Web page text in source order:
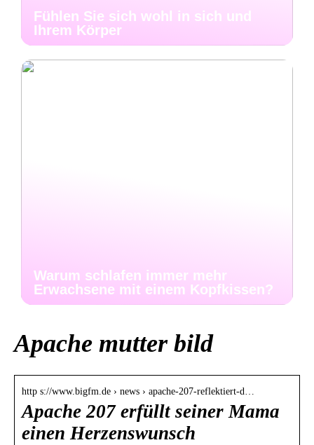
Fühlen Sie sich wohl in sich und
Ihrem Körper
Warum schlafen immer mehr
Erwachsene mit einem Kopfkissen?
Apache mutter bild
http s://www.bigfm.de › news › apache-207-reflektiert-d…
Apache 207 erfüllt seiner Mama
einen Herzenswunsch